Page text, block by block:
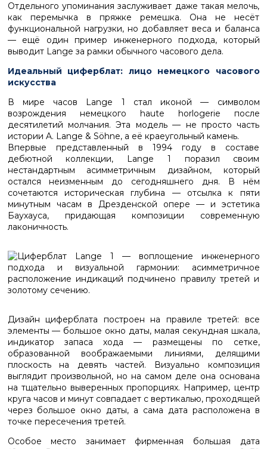
Отдельного упоминания заслуживает даже такая мелочь,
как перемычка в пряжке ремешка. Она не несёт
функциональной нагрузки, но добавляет веса и баланса
— ещё один пример инженерного подхода, который
выводит Lange за рамки обычного часового дела.
Идеальный циферблат: лицо немецкого часового
искусства
В мире часов Lange 1 стал иконой — символом
возрождения немецкого haute horlogerie после
десятилетий молчания. Эта модель — не просто часть
истории A. Lange & Söhne, а её краеугольный камень.
Впервые представленный в 1994 году в составе
дебютной коллекции, Lange 1 поразил своим
нестандартным асимметричным дизайном, который
остался неизменным до сегодняшнего дня. В нём
сочетаются историческая глубина — отсылка к пяти
минутным часам в Дрезденской опере — и эстетика
Баухауса, придающая композиции современную
лаконичность.
Дизайн циферблата построен на правиле третей: все
элементы — большое окно даты, малая секундная шкала,
индикатор запаса хода — размещены по сетке,
образованной воображаемыми линиями, делящими
плоскость на девять частей. Визуально композиция
выглядит произвольной, но на самом деле она основана
на тщательно выверенных пропорциях. Например, центр
круга часов и минут совпадает с вертикалью, проходящей
через большое окно даты, а сама дата расположена в
точке пересечения третей.
Особое место занимает фирменная большая дата